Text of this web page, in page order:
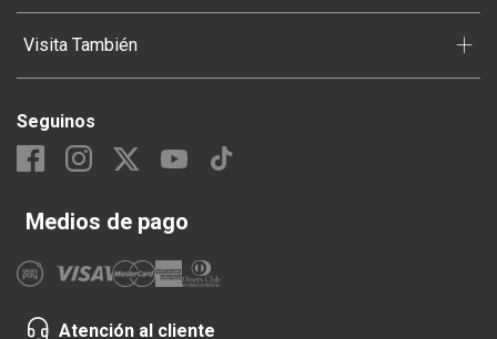
Visita También +
Seguinos
Medios de pago
Atención al cliente